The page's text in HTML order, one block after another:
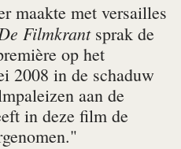
maakte met versailles
Filmkrantsprak de
op het
2008 in de schaduw
aan de
in deze film de